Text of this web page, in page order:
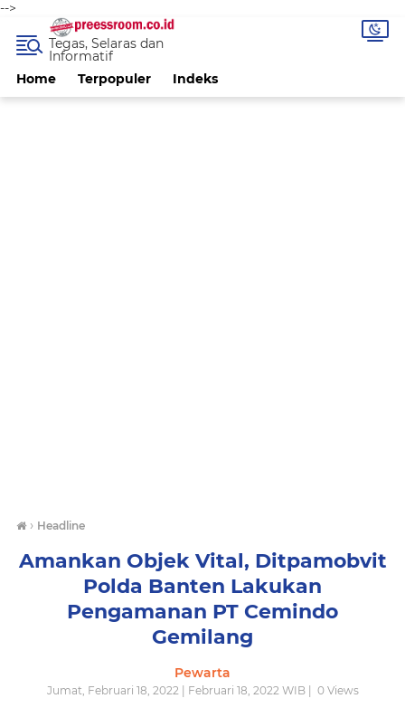
-->
Home Terpopuler Indeks
Tegas, Selaras dan
Informatif
› Headline
Amankan Objek Vital, Ditpamobvit
Polda Banten Lakukan
Pengamanan PT Cemindo
Gemilang
Pewarta
Jumat, Februari 18, 2022 | Februari 18, 2022 WIB | 0Views